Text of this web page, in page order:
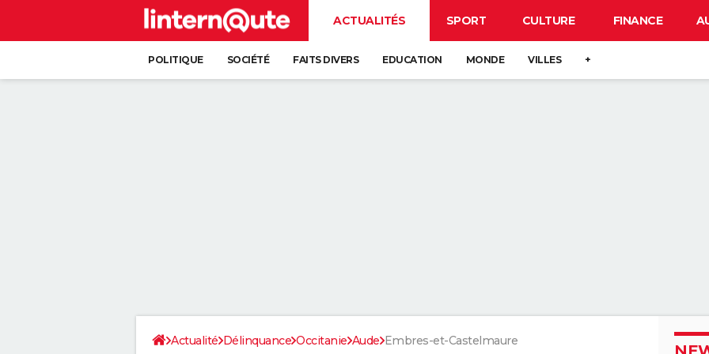
ACTUALITÉS SPORT CULTURE FINANCE
POLITIQUE SOCIÉTÉ FAITS DIVERS EDUCATION MONDE VILLES +
Actualité Délinquance Occitanie Aude Embres-et-Castelmaure